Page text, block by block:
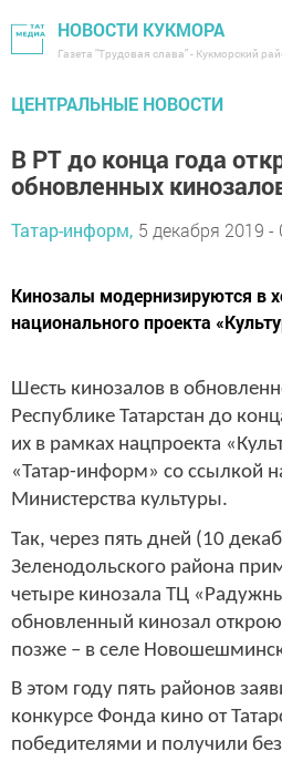
НОВОСТИ КУКМОРА
Газета "Трудовая слава" - Кукморский
ЦЕНТРАЛЬНЫЕ НОВОСТИ
В РТ до конца года
обновленных
Татар-информ, 5 декабря 2019 -
Кинозалы модернизируются в
национального проекта
Шесть кинозалов в
Республике Татарстан до
их в рамках нацпроекта
«Татар-информ» со ссылкой
Министерства культуры.
Так, через пять дней (10
Зеленодольского района
четыре кинозала ТЦ
обновленный кинозал
позже – в селе
В этом году пять районов
конкурсе Фонда кино от
победителями и получили